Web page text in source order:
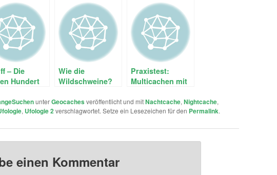
– Die
Hundert
Wie die
Wildschweine?
Praxistest:
Multicachen mit
3.15 (Beta) auf
dem Dakota 20
unterGeocachesveröffentlicht und mitNachtcache, Nightcache,
, Ufologie 2verschlagwortet. Setze ein Lesezeichen für den Permalink.
einen Kommentar